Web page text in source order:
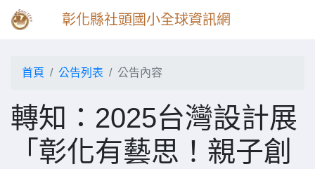
彰化縣社頭國小全球資訊網
首頁 公告列表 公告內容
轉知：2025台灣設計展
「彰化有藝思！親子創